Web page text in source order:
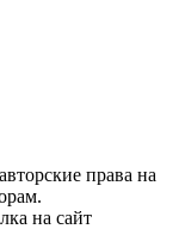
права на
на сайт